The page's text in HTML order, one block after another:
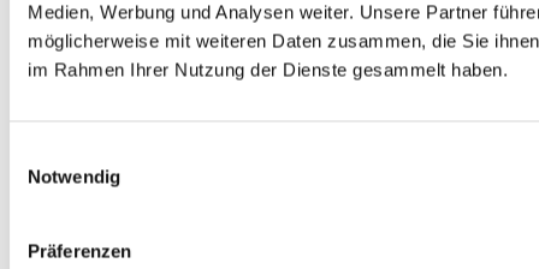
Medien, Werbung und Analysen weiter. Unsere Partner
möglicherweise mit weiteren Daten zusammen, die Sie
im Rahmen Ihrer Nutzung der Dienste gesammelt haben.
Notwendig
Präferenzen